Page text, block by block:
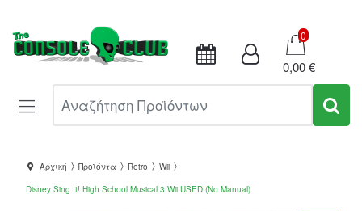
Καλάθι
0
0,00 €
Αρχική Προϊόντα Retro
Wii
Disney Sing It! High School Musical 3 Wii USED (No Manual)